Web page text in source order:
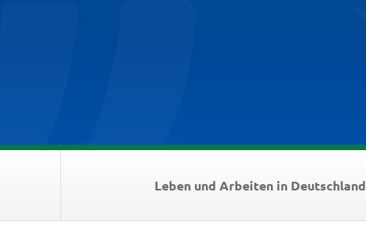
Leben und Arbeiten in Deutschland